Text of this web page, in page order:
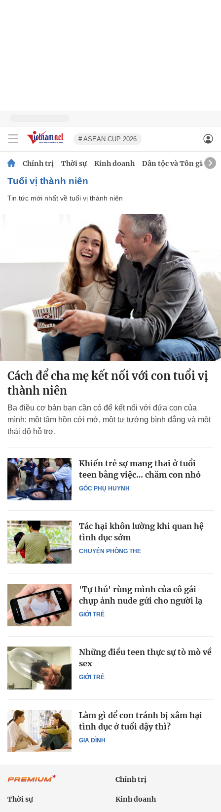
# ASEAN CUP 2026
Chính trị Thời sự Kinh doanh Dân tộc và Tôn giáo
tuổi vị thành niên
Tin tức mới nhất về tuổi vị thành niên
Cách để cha mẹ kết nối với con tuổi vị
thành niên
Ba điều cơ bản bạn cần có để kết nối với đứa con của
mình: một tâm hồn cởi mở, một tư tưởng bình đẳng và một
thái độ hỗ trợ.
GÓC PHỤ HUYNH
Khiến trẻ sợ mang thai ở tuổi
teen bằng việc… chăm con nhỏ
CHUYỆN PHÒNG THE
Tác hại khôn lường khi quan hệ
tình dục sớm
GIỚI TRẺ
'Tự thú' rùng mình của cô gái
chụp ảnh nude gửi cho người lạ
GIỚI TRẺ
Những điều teen thực sự tò mò về
sex
GIA ĐÌNH
Làm gì để con tránh bị xâm hại
tình dục ở tuổi dậy thì?
Chính trị
Thời sự Kinh doanh